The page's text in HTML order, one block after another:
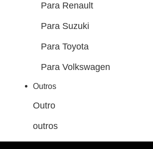
Para Renault
Para Suzuki
Para Toyota
Para Volkswagen
Outros
Outro
outros